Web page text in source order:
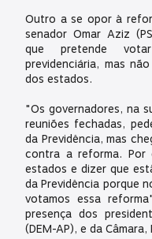
Outro a se opor à
senador Omar Aziz
que pretende
previdenciária, mas
dos estados.
"Os governadores, na
reuniões fechadas,
da Previdência, mas
contra a reforma. Por
estados e dizer que
da Previdência porque
votamos essa
presença dos
(DEM-AP), e da